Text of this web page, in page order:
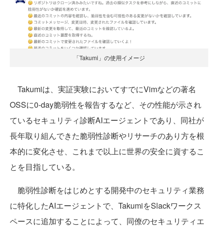
「Takumi」の使用イメージ
Takumiは、実証実験においてすでにVimなどの著名
OSSに0-day脆弱性を報告するなど、その性能が示され
ているセキュリティ診断AIエージェントであり、同社が
長年取り組んできた脆弱性診断やリサーチのあり方を根
本的に変化させ、これまで以上に世界の安全に資するこ
とを目指している。
脆弱性診断をはじめとする開発中のセキュリティ業務
に特化したAIエージェントで、TakumiをSlackワークス
ペースに追加することによって、同僚のセキュリティエ